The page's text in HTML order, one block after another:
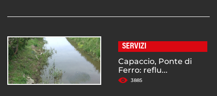
SERVIZI
Capaccio, Ponte di
Ferro: reflu...
3885